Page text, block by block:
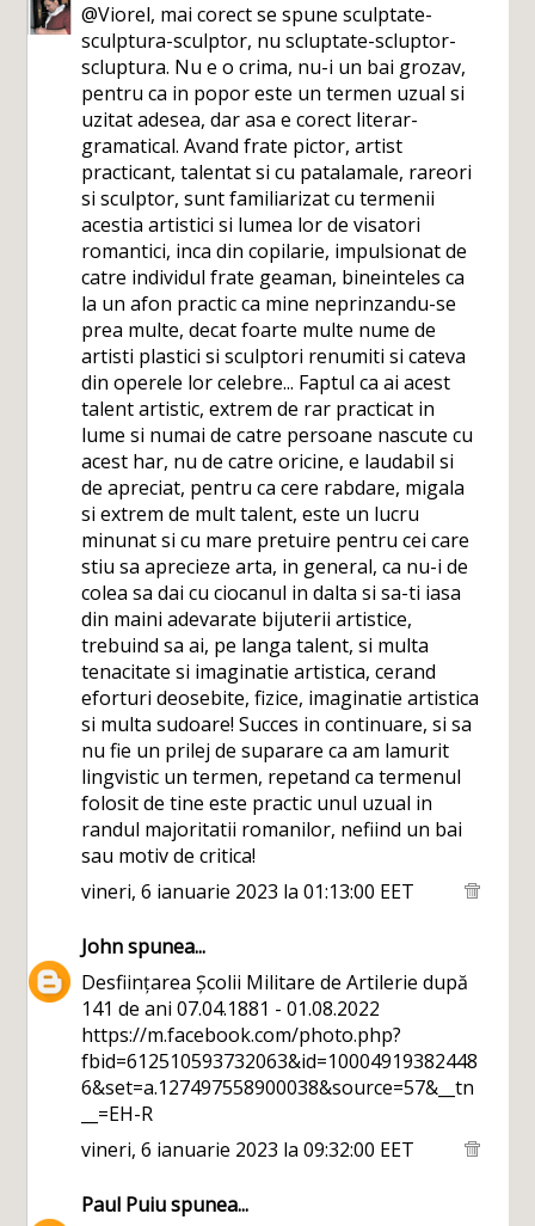
@Viorel, mai corect se spune sculptate-
sculptura-sculptor, nu scluptate-scluptor-
scluptura. Nu e o crima, nu-i un bai grozav,
pentru ca in popor este un termen uzual si
uzitat adesea, dar asa e corect literar-
gramatical. Avand frate pictor, artist
practicant, talentat si cu patalamale, rareori
si sculptor, sunt familiarizat cu termenii
acestia artistici si lumea lor de visatori
romantici, inca din copilarie, impulsionat de
catre individul frate geaman, bineinteles ca
la un afon practic ca mine neprinzandu-se
prea multe, decat foarte multe nume de
artisti plastici si sculptori renumiti si cateva
din operele lor celebre... Faptul ca ai acest
talent artistic, extrem de rar practicat in
lume si numai de catre persoane nascute cu
acest har, nu de catre oricine, e laudabil si
de apreciat, pentru ca cere rabdare, migala
si extrem de mult talent, este un lucru
minunat si cu mare pretuire pentru cei care
stiu sa aprecieze arta, in general, ca nu-i de
colea sa dai cu ciocanul in dalta si sa-ti iasa
din maini adevarate bijuterii artistice,
trebuind sa ai, pe langa talent, si multa
tenacitate si imaginatie artistica, cerand
eforturi deosebite, fizice, imaginatie artistica
si multa sudoare! Succes in continuare, si sa
nu fie un prilej de suparare ca am lamurit
lingvistic un termen, repetand ca termenul
folosit de tine este practic unul uzual in
randul majoritatii romanilor, nefiind un bai
sau motiv de critica!
vineri, 6 ianuarie 2023 la 01:13:00 EET
Johnspunea...
Desființarea Școlii Militare de Artilerie după
141 de ani 07.04.1881 - 01.08.2022
https://m.facebook.com/photo.php?
fbid=612510593732063&id=10004919382448
6&set=a.127497558900038&source=57&__tn
__=EH-R
vineri, 6 ianuarie 2023 la 09:32:00 EET
Paul Puiuspunea...